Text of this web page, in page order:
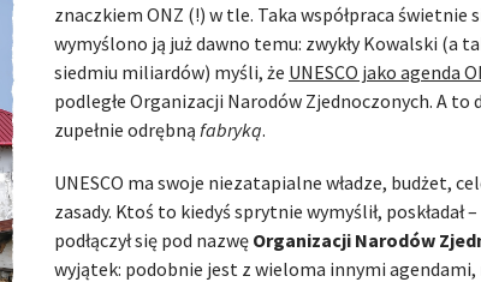
znaczkiem ONZ (!) w tle. Taka współpraca świetnie
wymyślono ją już dawno temu: zwykły Kowalski (a
siedmiu miliardów) myśli, że UNESCO jako agenda
podległe Organizacji Narodów Zjednoczonych. A to
zupełnie odrębną fabryką.
UNESCO ma swoje niezatapialne władze, budżet,
zasady. Ktoś to kiedyś sprytnie wymyślił, poskładał
podłączył się pod nazwę Organizacji Narodów
wyjątek: podobnie jest z wieloma innymi agendami,